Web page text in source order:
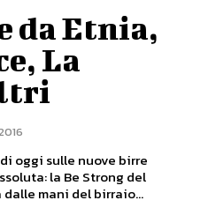
da Etnia,
La
oggi sulle nuove birre
la Be Strong del
mani del birraio...